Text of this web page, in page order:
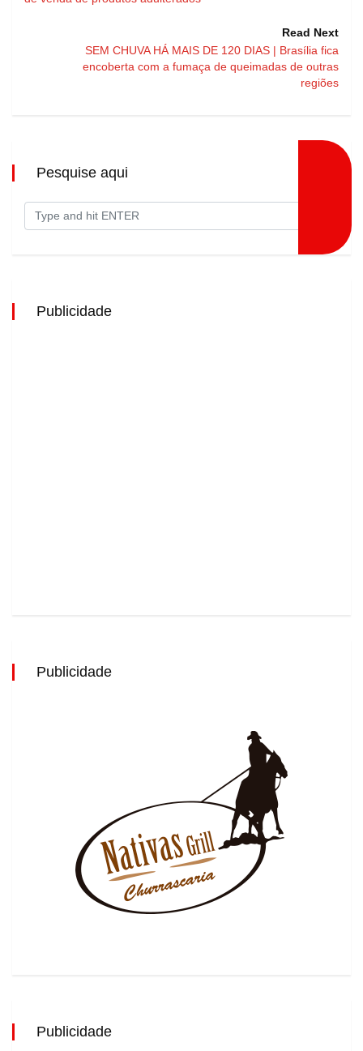
Read Next
SEM CHUVA HÁ MAIS DE 120 DIAS | Brasília fica
encoberta com a fumaça de queimadas de outras
regiões
Pesquise aqui
Publicidade
Publicidade
Publicidade